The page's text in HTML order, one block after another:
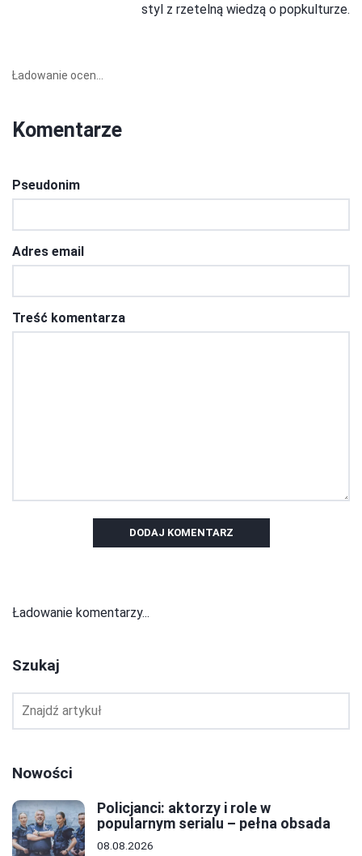
styl z rzetelną wiedzą o popkulturze.
Ładowanie ocen...
Komentarze
Pseudonim
Adres email
Treść komentarza
DODAJ KOMENTARZ
Ładowanie komentarzy...
Szukaj
Nowości
Policjanci: aktorzy i role w
popularnym serialu – pełna obsada
08.08.2026